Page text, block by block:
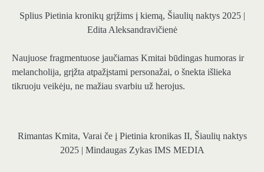
Splius Pietinia kronikų grįžims į kiemą, Šiaulių naktys 2025 |
Edita Aleksandravičienė
Naujuose fragmentuose jaučiamas Kmitai būdingas humoras ir
melancholija, grįžta atpažįstami personažai, o šnekta išlieka
tikruoju veikėju, ne mažiau svarbiu už herojus.
Rimantas Kmita, Varai če į Pietinia kronikas II, Šiaulių naktys
2025 | Mindaugas Zykas IMS MEDIA